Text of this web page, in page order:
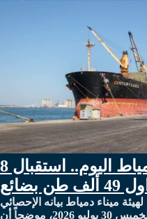
حركة الملاحة بميناء دمياط اليوم.. استقبال 8
ميناء دمياط بيانه الإحصائي